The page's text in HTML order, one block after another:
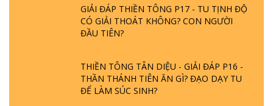
GIẢI ĐÁP THIỀN TÔNG P17 - TU TỊNH ĐỘ
CÓ GIẢI THOÁT KHÔNG? CON NGƯỜI
ĐẦU TIÊN?
THIỀN TÔNG TÂN DIỆU - GIẢI ĐÁP P16 -
THẦN THÁNH TIÊN ĂN GÌ? ĐẠO DẠY TU
ĐỂ LÀM SÚC SINH?